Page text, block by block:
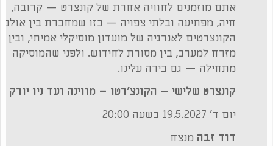
אתם מוזמנים לחוויה אחרת של קונצרט — קרובה,
חיה, מפתיעה ובלתי צפויה — כזו שמחברת בין אולם
הקונצרטים לאנרגיה של מועדון מוסיקלי אמיתי, ובין
מזרח למערב, בין מסורת לחידוש. ולפני שהמוסיקה
מתחילה — גם בירה עלינו.
קונצרט שלישי – הקונצ'רטו – מווינה ועד ניו יורק
יום ד' 19.5.2027 בשעה 20:00
דוד זבה מנצח